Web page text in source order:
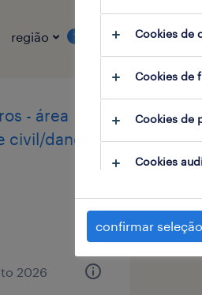
região 1 tipo de
- área
civil/danos
2026
Cookies de
Cookies de
Cookies de
Cookies
confirmar seleção